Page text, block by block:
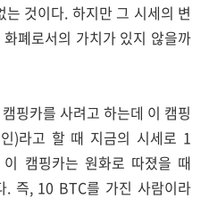
것이다. 하지만 그 시세의 변
폐로서의 가치가 있지 않을까
핑카를 사려고 하는데 이 캠핑
)라고 할 때 지금의 시세로 1
캠핑카는 원화로 따졌을 때
. 즉, 10 BTC를 가진 사람이라